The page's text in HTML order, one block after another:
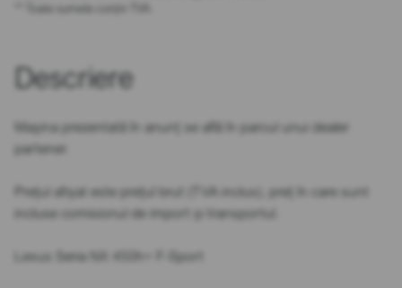
** Toate sumele conțin TVA.
Descriere
Mașina prezentată în anunț se află în parcul unui dealer
partener.
Prețul afișat este prețul brut (TVA inclus), preț în care sunt
incluse comisionul de import și transportul.
Lexus Seria NX 450h+ F-Sport